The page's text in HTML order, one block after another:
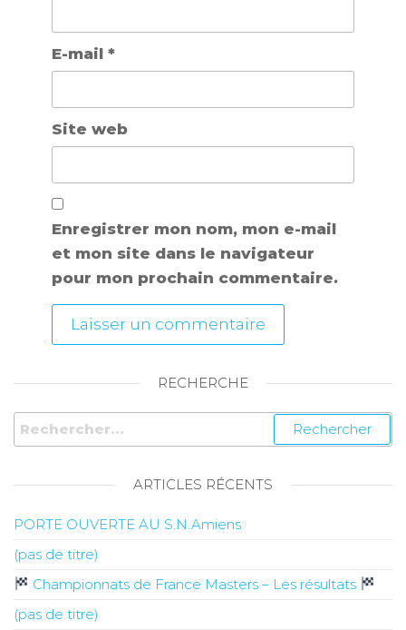
E-mail *
Site web
Enregistrer mon nom, mon e-mail
et mon site dans le navigateur
pour mon prochain commentaire.
RECHERCHE
ARTICLES RÉCENTS
PORTE OUVERTE AU S.N.Amiens
(pas de titre)
Championnats de France Masters – Les résultats
(pas de titre)